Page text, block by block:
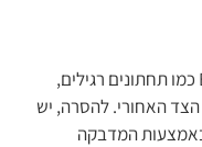
ללבוש את תחתוני Breeze Over Night כמו תחתונים רגילים,
האחורי. להסרה, יש
באמצעות המדבקה